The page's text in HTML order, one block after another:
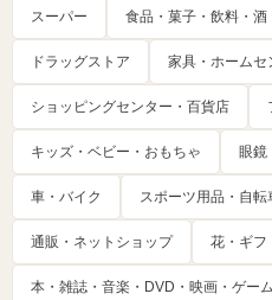
スーパー 食品・菓子・飲料・酒
ドラッグストア 家具・ホームセ
ショッピングセンター・百貨店
キッズ・ベビー・おもちゃ 眼鏡
車・バイク スポーツ用品・自転
通販・ネットショップ 花・ギフ
本・雑誌・音楽・DVD・映画・ゲーム